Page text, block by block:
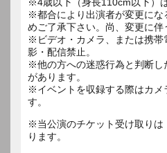
※都合により出演者が変更にな
めご了承下さい。尚、変更に伴
※ビデオ・カメラ、または携帯
影・配信禁止。
※他の方への迷惑行為と判断し
があります。
※イベントを収録する際はカメ
す。
※当公演のチケット受け取りは
ります。